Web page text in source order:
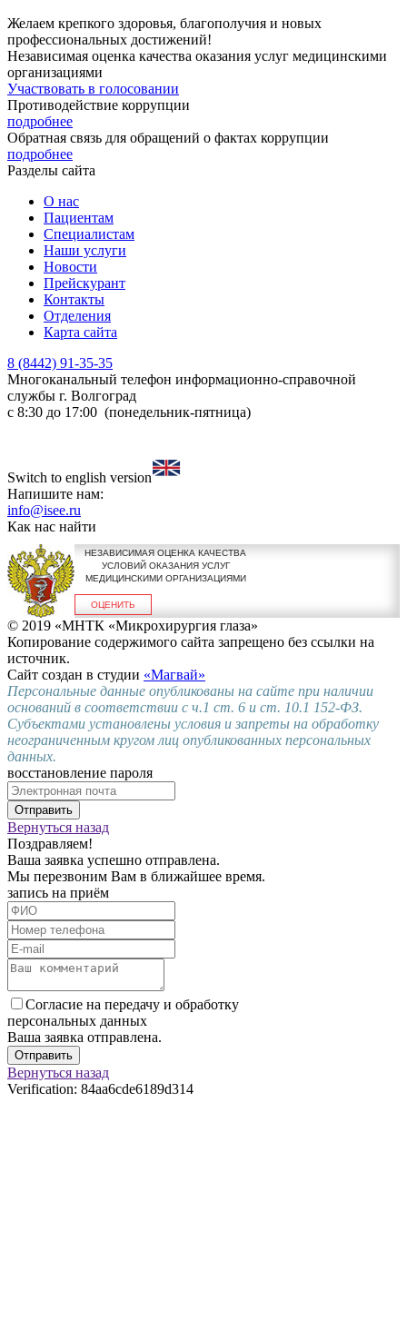
Желаем крепкого здоровья, благополучия и новых
профессиональных достижений!
Независимая оценка качества оказания услуг медицинскими
организациями
Участвовать в голосовании
Противодействие коррупции
подробнее
Обратная связь для обращений о фактах коррупции
подробнее
Разделы сайта
О нас
Пациентам
Специалистам
Наши услуги
Новости
Прейскурант
Контакты
Отделения
Карта сайта
8 (8442) 91-35-35
Многоканальный телефон информационно-справочной
службы г. Волгоград
с 8:30 до 17:00 (понедельник-пятница)
Switch to english version
Напишите нам:
info@isee.ru
Как нас найти
НЕЗАВИСИМАЯ ОЦЕНКА КАЧЕСТВА
УСЛОВИЙ ОКАЗАНИЯ УСЛУГ
МЕДИЦИНСКИМИ ОРГАНИЗАЦИЯМИ
ОЦЕНИТЬ
© 2019 «МНТК «Микрохирургия глаза»
Копирование содержимого сайта запрещено без ссылки на
источник.
Сайт создан в студии «Магвай»
Персональные данные опубликованы на сайте при наличии
оснований в соответствии с ч.1 ст. 6 и ст. 10.1 152-ФЗ.
Субъектами установлены условия и запреты на обработку
неограниченным кругом лиц опубликованных персональных
данных.
восстановление пароля
Отправить
Вернуться назад
Поздравляем!
Ваша заявка успешно отправлена.
Мы перезвоним Вам в ближайшее время.
запись на приём
Согласие на передачу и обработку
персональных данных
Ваша заявка отправлена.
Отправить
Вернуться назад
Verification: 84aa6cde6189d314